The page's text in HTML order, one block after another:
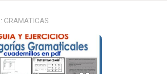
GRAMATICAS